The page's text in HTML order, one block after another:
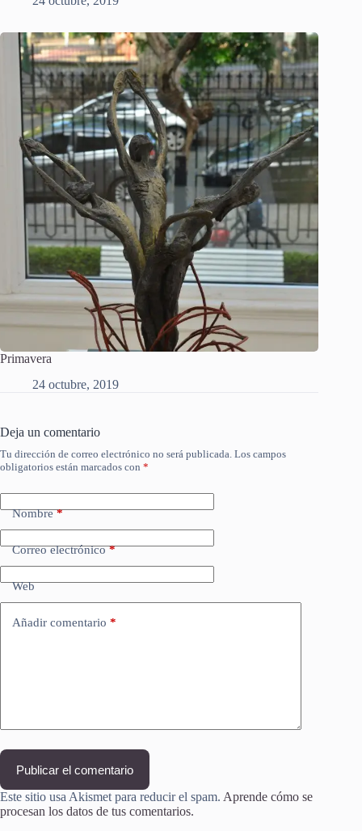
Primavera
24 octubre, 2019
Deja un comentario
Tu dirección de correo electrónico no será publicada. Los campos
obligatorios están marcados con *
Nombre*
Correo electrónico*
Web
Añadir comentario *
Publicar el comentario
Este sitio usa Akismet para reducir el spam. Aprende cómo se
procesan los datos de tus comentarios.